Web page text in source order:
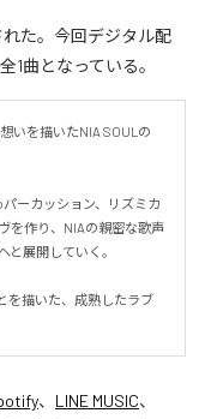
れた。今回デジタル配
1曲となっている。
いを描いたNIA SOULの
ーカッション、リズミカ
を作り、NIAの親密な歌声
展開していく。
を描いた、成熟したラブ
、 LINE MUSIC、